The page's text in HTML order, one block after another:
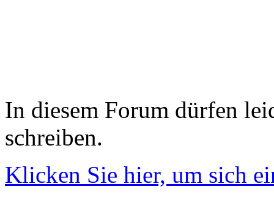
In diesem Forum dürfen
schreiben.
Klicken Sie hier, um sich